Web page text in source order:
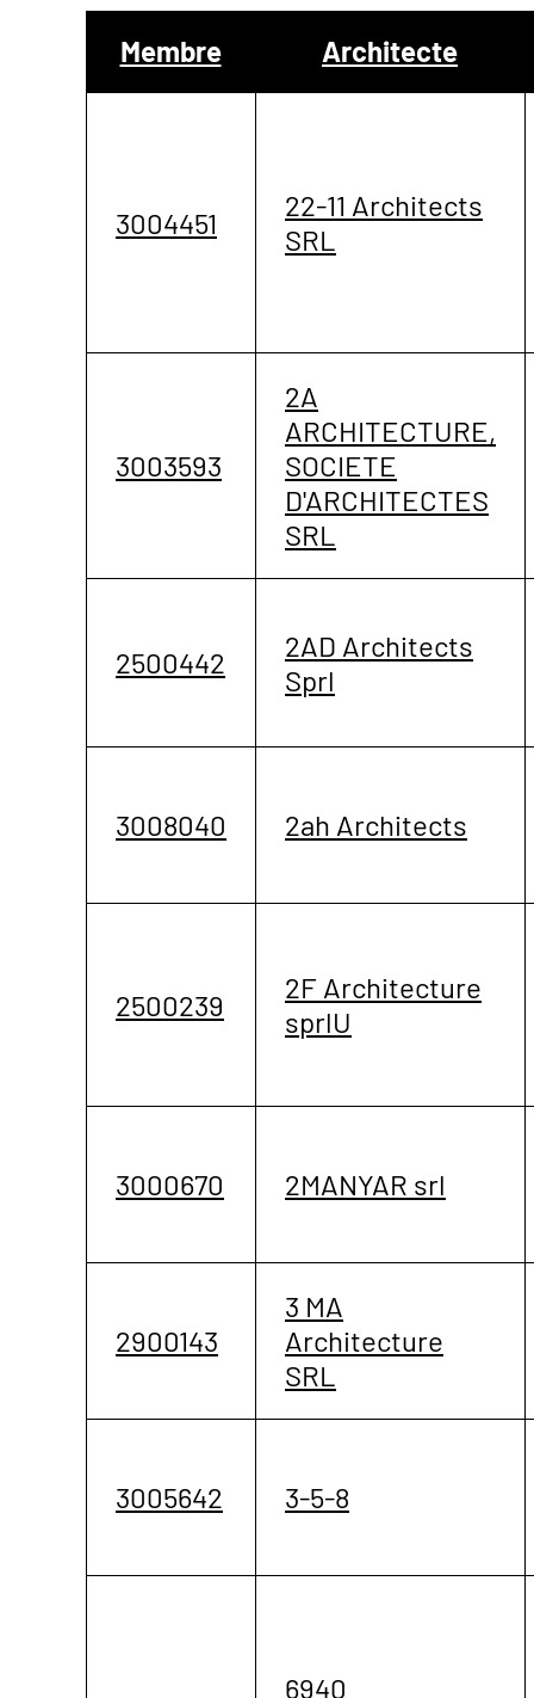
Membre Architecte
3004451
22-11 Architects
SRL
3003593
2A
ARCHITECTURE,
SOCIETE
D'ARCHITECTES
SRL
2500442
2AD Architects
Sprl
3008040 2ah Architects
2500239
2F Architecture
sprlU
3000670 2MANYAR srl
2900143
3 MA
Architecture
SRL
3005642 3-5-8
6940